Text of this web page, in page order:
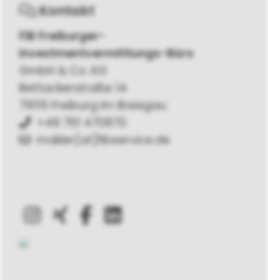
Kontakt
FIB Freiburger-
Investmentvermittlungs-Büro
GmbH & Co. KG
Bettackerstraße 14
79115 Freiburg im Breisgau
+49 761 470970
makler[at]fibservice.de